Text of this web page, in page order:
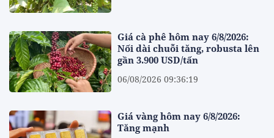
Giá cà phê hôm nay 6/8/2026:
Nối dài chuỗi tăng, robusta lên
gần 3.900 USD/tấn
06/08/2026 09:36:19
Giá vàng hôm nay 6/8/2026:
Tăng mạnh